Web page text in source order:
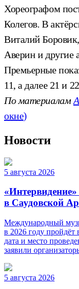
Хореографом
Колегов. В
Виталий
Аверин и другие
Премьерные
11, а далее 21 и
По материалам
окне)
Новости
5 августа 2026
в Саудовской
Международный
в 2026 году
дата и место
заявили
5 августа 2026